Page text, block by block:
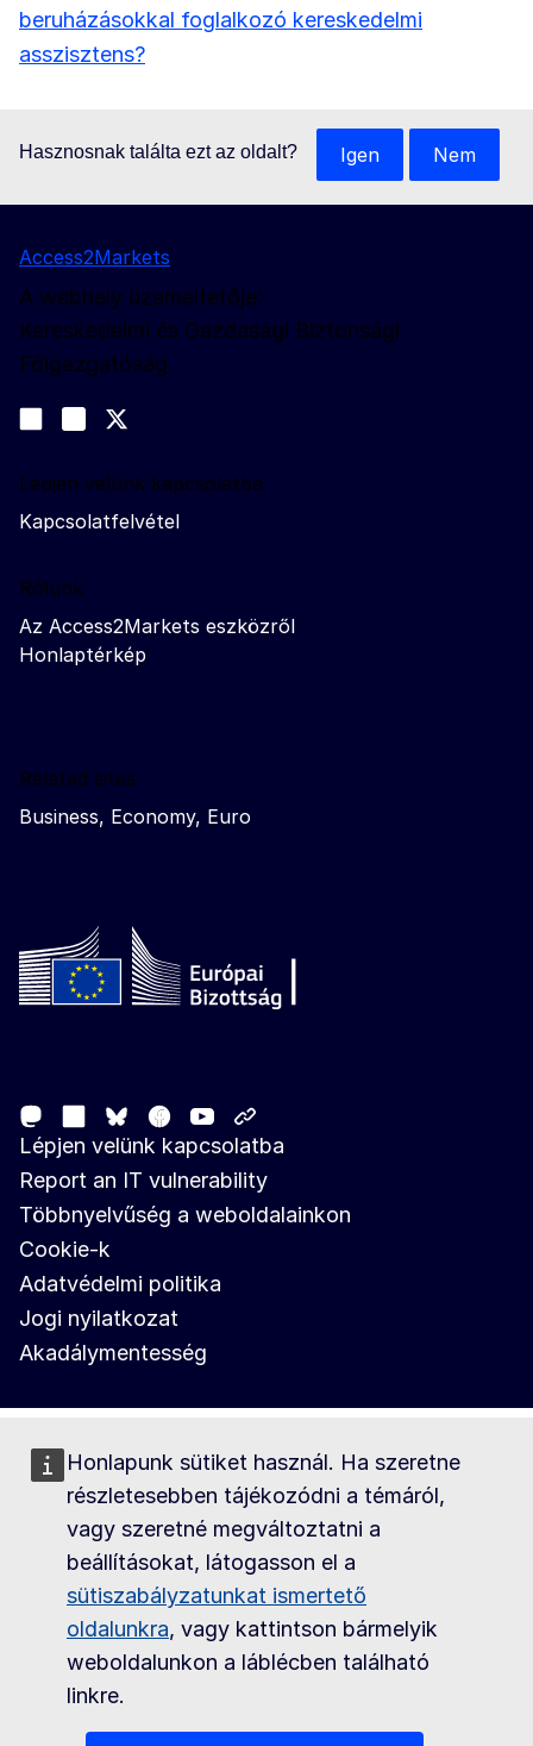
Honlapunk sütiket használ. Ha szeretne
részletesebben tájékozódni a témáról,
vagy szeretné megváltoztatni a
beállításokat, látogasson el a
sütiszabályzatunkat ismertető
oldalunkra, vagy kattintson bármelyik
weboldalunkon a láblécben található
linkre.
beruházásokkal foglalkozó kereskedelmi
asszisztens?
Hasznosnak találta ezt az oldalt? Igen Nem
Access2Markets
A webhely üzemeltetője:
Kereskedelmi és Gazdasági Biztonsági
Főigazgatóság
Join us on LinkedIn
Trade-Off podcast
Lépjen velünk kapcsolatba
Kapcsolatfelvétel
Rólunk
Az Access2Markets eszközről
Honlaptérkép
Related sites
Business, Economy, Euro
MastodonLinkedIn
Bluesky
Facebook
Youtube
Lépjen velünk kapcsolatba
Report an IT vulnerability
Többnyelvűség a weboldalainkon
Cookie-k
Adatvédelmi politika
Jogi nyilatkozat
Akadálymentesség